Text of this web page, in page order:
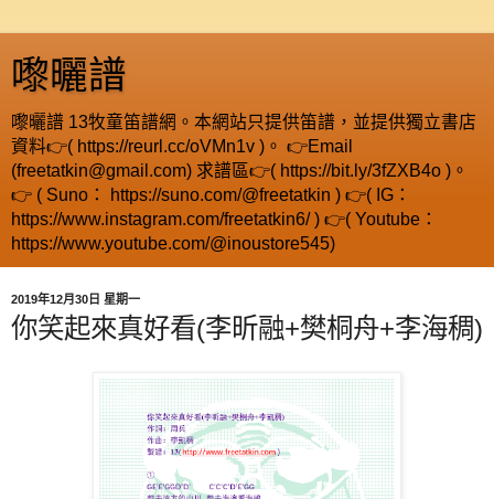
嚟曬譜
嚟曬譜 13牧童笛譜網。本網站只提供笛譜，並提供獨立書店
資料👉( https://reurl.cc/oVMn1v )。 👉Email
(freetatkin@gmail.com) 求譜區👉( https://bit.ly/3fZXB4o )。
👉 ( Suno： https://suno.com/@freetatkin ) 👉( IG：
https://www.instagram.com/freetatkin6/ ) 👉( Youtube：
https://www.youtube.com/@inoustore545)
2019年12月30日 星期一
你笑起來真好看(李昕融+樊桐舟+李海稠)